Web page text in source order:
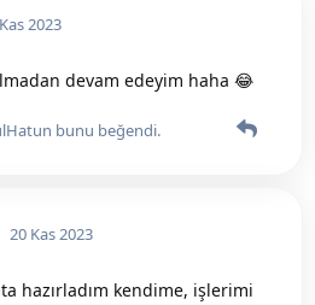
2023
devam edeyim haha 😂
bunu beğendi.
20 Kas 2023
hazırladım kendime, işlerimi